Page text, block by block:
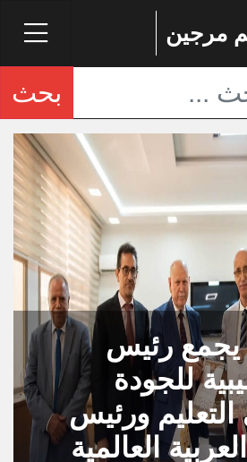
مرجين
بحث
يجمع رئيس
للجودة
التعليم ورئيس
العالمية